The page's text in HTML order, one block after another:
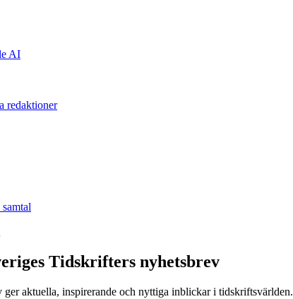
AI
redaktioner
Tidskrifters nyhetsbrev
ger aktuella, inspirerande och nyttiga inblickar i tidskriftsvärlden.